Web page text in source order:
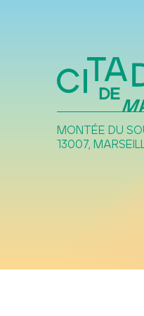
MONTÉE DU
13007,
UN